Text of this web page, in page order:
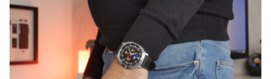
r
e
e
m